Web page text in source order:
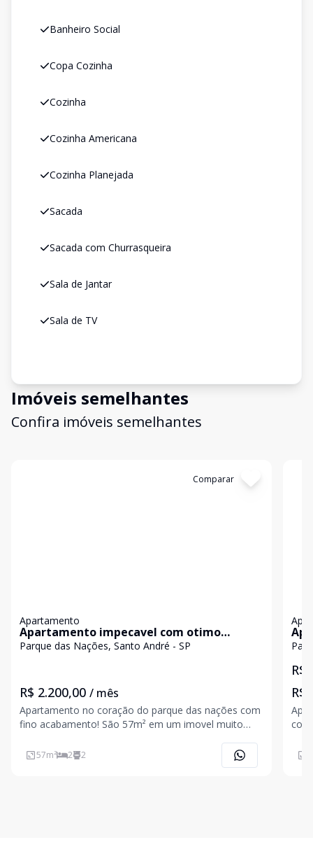
Banheiro Social
Copa Cozinha
Cozinha
Cozinha Americana
Cozinha Planejada
Sacada
Sacada com Churrasqueira
Sala de Jantar
Sala de TV
Imóveis semelhantes
Confira imóveis semelhantes
Comparar
Apartamento
Apartamento impecavel com otimo
acabamento
Parque das Nações, Santo André - SP
R$ 2.200,00 / mês
Apartamento no coração do parque das nações com
fino acabamento! São 57m² em um imovel muito
Cozinha com conceito aberto possui armarios
planejados de primeira. 2 Dormitorios sendo 1 suíte
57m² 2 2
R$
R$
completo! Este